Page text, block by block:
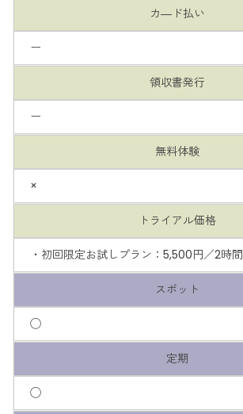
カ―ド払い
ー
領収書発行
ー
無料体験
×
トライアル価格
・初回限定お試しプラン：5,500円／2時間
スポット
◯
定期
◯